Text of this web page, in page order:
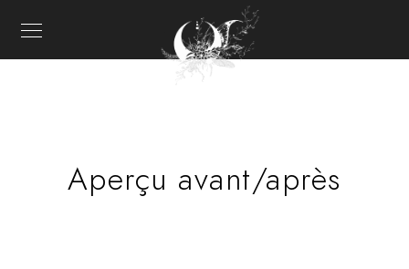
Aperçu avant/après